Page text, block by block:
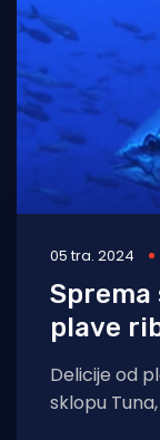
05 tra. 2024
Sprema
plave
Delicije od
sklopu